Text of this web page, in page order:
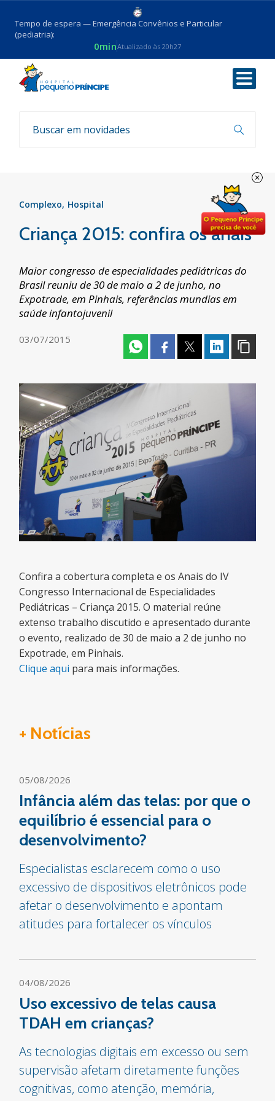
Tempo de espera — Emergência Convênios e Particular
(pediatria):
0minAtualizado às 20h27
Voltar
Notícias
Complexo Hospital
Criança 2015: confira os anais
Maior congresso de especialidades pediátricas do
Brasil reuniu de 30 de maio a 2 de junho, no
Expotrade, em Pinhais, referências mundias em
saúde infantojuvenil
03/07/2015
Confira a cobertura completa e os Anais do IV
Congresso Internacional de Especialidades
Pediátricas – Criança 2015. O material reúne
extenso trabalho discutido e apresentado durante
o evento, realizado de 30 de maio a 2 de junho no
Expotrade, em Pinhais.
Clique aqui para mais informações.
+ Notícias
05/08/2026
Infância além das telas: por que o
equilíbrio é essencial para o
desenvolvimento?
Especialistas esclarecem como o uso
excessivo de dispositivos eletrônicos pode
afetar o desenvolvimento e apontam
atitudes para fortalecer os vínculos
04/08/2026
Uso excessivo de telas causa
TDAH em crianças?
As tecnologias digitais em excesso ou sem
supervisão afetam diretamente funções
cognitivas, como atenção, memória,